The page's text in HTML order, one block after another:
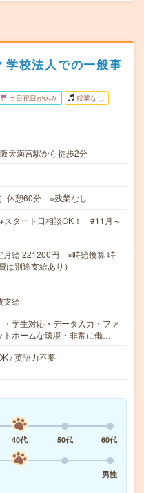
学校法人での一般事
土日祝日が休み 残業なし
天満宮駅から徒歩2分
休憩60分 ※残業なし
タート日相談OK！ #11月～
月給 221200円 ※時給換算 時
別途支給あり）
支給
・学生対応・データ入力・ファ
トホームな環境・非常に働…
/ 英語力不要
40代 50代
60代
男性